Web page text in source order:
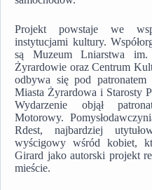
Projekt powstaje we
instytucjami kultury.
są Muzeum Lniarstwa
Żyrardowie oraz Centrum
odbywa się pod patronatem
Miasta Żyrardowa i Starosty
Wydarzenie objął
Motorowy.
Rdest, najbardziej
wyścigowy wśród kobiet,
Girard jako autorski projekt
mieście.